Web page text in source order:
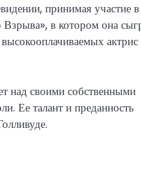
принимая участие в
в котором она
актрис
над своими собственными
Ее талант и преданность